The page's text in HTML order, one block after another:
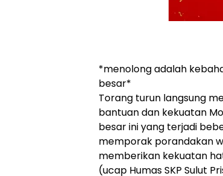
*menolong adalah
besar*
Torang turun langsung
bantuan dan kekuatan
besar ini yang terjadi
memporak porandakan
memberikan kekuatan
(ucap Humas SKP Sulut